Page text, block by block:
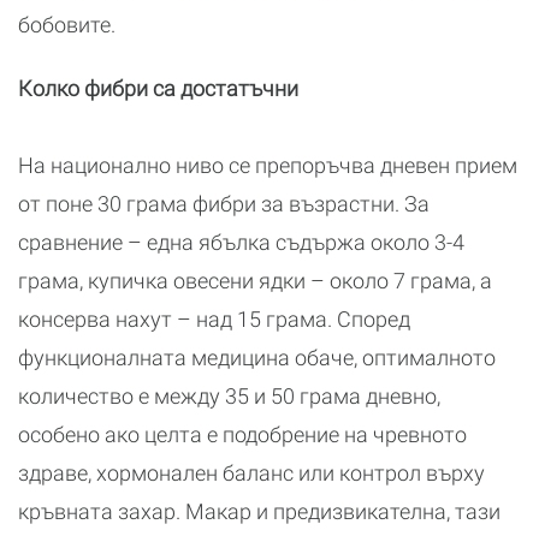
бобовите.
Колко фибри са достатъчни
На национално ниво се препоръчва дневен прием
от поне 30 грама фибри за възрастни. За
сравнение – една ябълка съдържа около 3-4
грама, купичка овесени ядки – около 7 грама, а
консерва нахут – над 15 грама. Според
функционалната медицина обаче, оптималното
количество е между 35 и 50 грама дневно,
особено ако целта е подобрение на чревното
здраве, хормонален баланс или контрол върху
кръвната захар. Макар и предизвикателна, тази